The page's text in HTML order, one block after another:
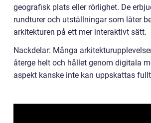
geografisk plats eller rörlighet. De
rundturer och utställningar som låter
arkitekturen på ett mer interaktivt sätt.
Nackdelar: Många
återge helt och hållet genom digitala
aspekt kanske inte kan uppskattas